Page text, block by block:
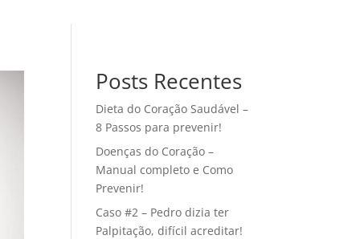
Posts Recentes
Dieta do Coração Saudável –
8 Passos para prevenir!
Doenças do Coração –
Manual completo e Como
Prevenir!
Caso #2 – Pedro dizia ter
Palpitação, difícil acreditar!